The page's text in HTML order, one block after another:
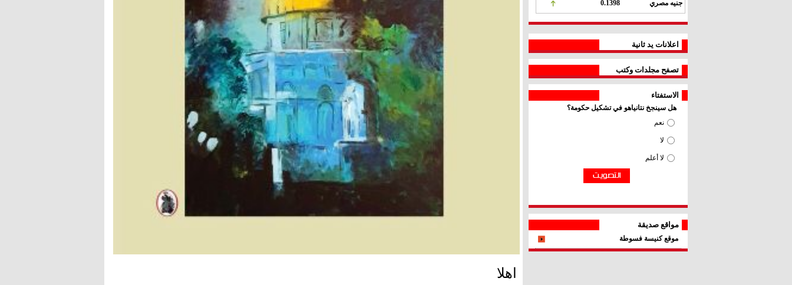
جنيه مصري 0.1398
اعلانات يد ثانية
تصفح مجلدات وكتب
الاستفتاء
مواقع صديقة
موقع كنيسة فسوطة
اهلا